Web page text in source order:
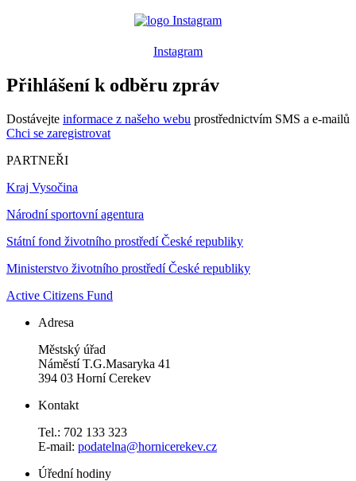
Instagram
Přihlášení k odběru zpráv
Dostávejte informace z našeho webu prostřednictvím SMS a e-mailů
Chci se zaregistrovat
PARTNEŘI
Kraj Vysočina
Národní sportovní agentura
Státní fond životního prostředí České republiky
Ministerstvo životního prostředí České republiky
Active Citizens Fund
Adresa
Městský úřad
Náměstí T.G.Masaryka 41
394 03 Horní Cerekev
Kontakt
Tel.: 702 133 323
E-mail: podatelna@hornicerekev.cz
Úřední hodiny